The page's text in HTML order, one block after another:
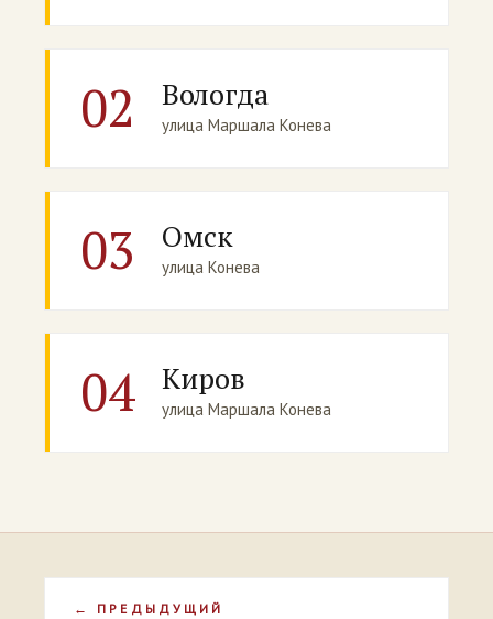
02 Вологда
улица Маршала Конева
03 Омск
улица Конева
04 Киров
улица Маршала Конева
← ПРЕДЫДУЩИЙ